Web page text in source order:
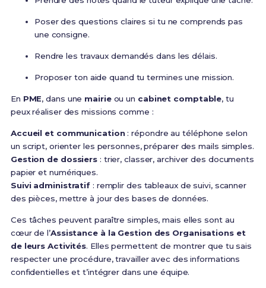
Poser des questions claires si tu ne comprends pas
une consigne.
Rendre les travaux demandés dans les délais.
Proposer ton aide quand tu termines une mission.
En PME, dans une mairieou un cabinet comptable, tu
peux réaliser des missions comme :
Accueil et communication: répondre au téléphone selon
un script, orienter les personnes, préparer des mails simples.
Gestion de dossiers : trier, classer, archiver des documents
papier et numériques.
Suivi administratif : remplir des tableaux de suivi, scanner
des pièces, mettre à jour des bases de données.
Ces tâches peuvent paraître simples, mais elles sont au
cœur de l’Assistance à la Gestion des Organisations et
de leurs Activités. Elles permettent de montrer que tu sais
respecter une procédure, travailler avec des informations
confidentielles et t’intégrer dans une équipe.